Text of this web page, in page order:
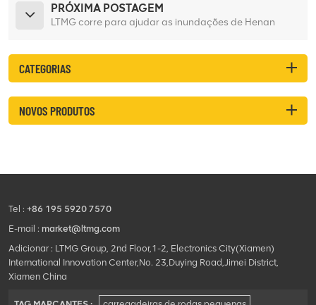
PRÓXIMA POSTAGEM
LTMG corre para ajudar as inundações de Henan
CATEGORIAS
NOVOS PRODUTOS
Tel : +86 195 5920 7570
E-mail : market@ltmg.com
Adicionar : LTMG Group, 2nd Floor,1-2, Electronics City(Xiamen)
International Innovation Center,No. 23,Duying Road,Jimei District,
Xiamen China